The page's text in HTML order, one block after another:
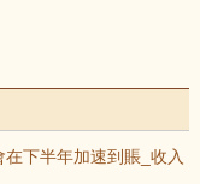
下半年加速到賬_收入